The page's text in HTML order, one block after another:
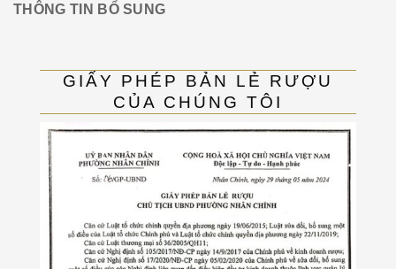
THÔNG TIN BỔ SUNG
GIẤY PHÉP BẢN LẺ RƯỢU
CỦA CHÚNG TÔI